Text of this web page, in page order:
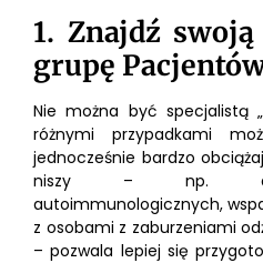
1. Znajdź
grupę
Nie można być specjalistą
różnymi przypadkami
jednocześnie bardzo
niszy – np.
autoimmunologicznych,
z osobami z zaburzeniami
– pozwala lepiej się